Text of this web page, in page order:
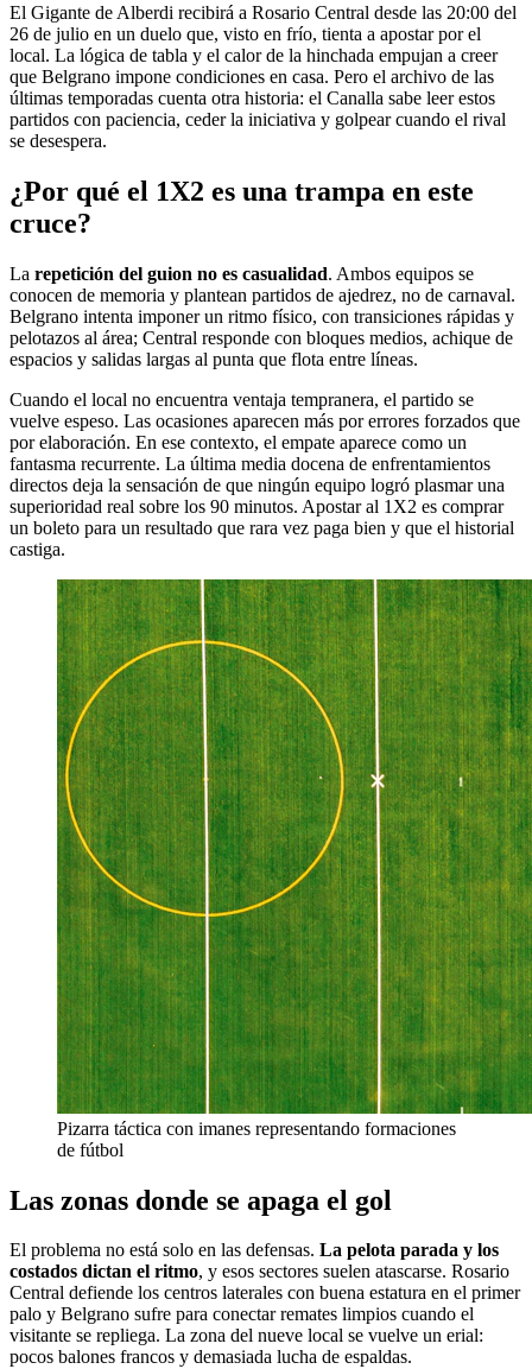
El Gigante de Alberdi recibirá a Rosario Central desde las 20:00 del
26 de julio en un duelo que, visto en frío, tienta a apostar por el
local. La lógica de tabla y el calor de la hinchada empujan a creer
que Belgrano impone condiciones en casa. Pero el archivo de las
últimas temporadas cuenta otra historia: el Canalla sabe leer estos
partidos con paciencia, ceder la iniciativa y golpear cuando el rival
se desespera.
¿Por qué el 1X2 es una trampa en este
cruce?
La repetición del guion no es casualidad. Ambos equipos se
conocen de memoria y plantean partidos de ajedrez, no de carnaval.
Belgrano intenta imponer un ritmo físico, con transiciones rápidas y
pelotazos al área; Central responde con bloques medios, achique de
espacios y salidas largas al punta que flota entre líneas.
Cuando el local no encuentra ventaja tempranera, el partido se
vuelve espeso. Las ocasiones aparecen más por errores forzados que
por elaboración. En ese contexto, el empate aparece como un
fantasma recurrente. La última media docena de enfrentamientos
directos deja la sensación de que ningún equipo logró plasmar una
superioridad real sobre los 90 minutos. Apostar al 1X2 es comprar
un boleto para un resultado que rara vez paga bien y que el historial
castiga.
Pizarra táctica con imanes representando formaciones
de fútbol
Las zonas donde se apaga el gol
El problema no está solo en las defensas. La pelota parada y los
costados dictan el ritmo, y esos sectores suelen atascarse. Rosario
Central defiende los centros laterales con buena estatura en el primer
palo y Belgrano sufre para conectar remates limpios cuando el
visitante se repliega. La zona del nueve local se vuelve un erial:
pocos balones francos y demasiada lucha de espaldas.